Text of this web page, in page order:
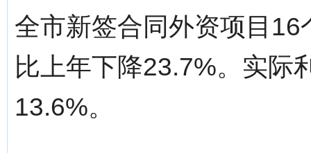
全市新签合同外资项目
比上年下降23.7%。实际
13.6%。